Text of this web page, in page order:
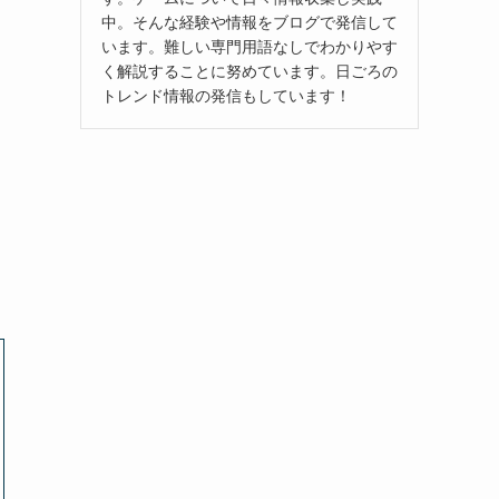
中。そんな経験や情報をブログで発信して
います。難しい専門用語なしでわかりやす
く解説することに努めています。日ごろの
トレンド情報の発信もしています！